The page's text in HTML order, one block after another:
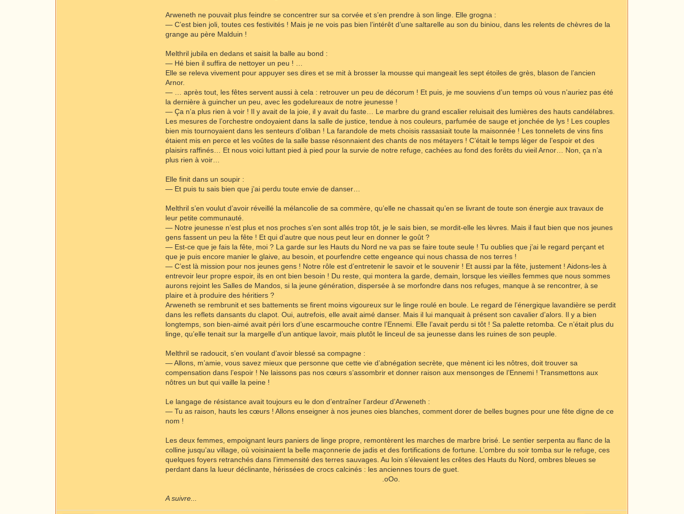
Arweneth ne pouvait plus feindre se concentrer sur sa corvée et s’en prendre à son linge. Elle grogna :
— C’est bien joli, toutes ces festivités ! Mais je ne vois pas bien l’intérêt d’une saltarelle au son du biniou, dans les relents de chèvres de la
grange au père Malduin !
Melthril jubila en dedans et saisit la balle au bond :
— Hé bien il suffira de nettoyer un peu ! …
Elle se releva vivement pour appuyer ses dires et se mit à brosser la mousse qui mangeait les sept étoiles de grès, blason de l’ancien
Arnor.
— … après tout, les fêtes servent aussi à cela : retrouver un peu de décorum ! Et puis, je me souviens d’un temps où vous n’auriez pas été
la dernière à guincher un peu, avec les godelureaux de notre jeunesse !
— Ça n’a plus rien à voir ! Il y avait de la joie, il y avait du faste… Le marbre du grand escalier reluisait des lumières des hauts candélabres.
Les mesures de l’orchestre ondoyaient dans la salle de justice, tendue à nos couleurs, parfumée de sauge et jonchée de lys ! Les couples
bien mis tournoyaient dans les senteurs d’oliban ! La farandole de mets choisis rassasiait toute la maisonnée ! Les tonnelets de vins fins
étaient mis en perce et les voûtes de la salle basse résonnaient des chants de nos métayers ! C’était le temps léger de l’espoir et des
plaisirs raffinés… Et nous voici luttant pied à pied pour la survie de notre refuge, cachées au fond des forêts du vieil Arnor… Non, ça n’a
plus rien à voir…
Elle finit dans un soupir :
— Et puis tu sais bien que j’ai perdu toute envie de danser…
Melthril s’en voulut d’avoir réveillé la mélancolie de sa commère, qu’elle ne chassait qu’en se livrant de toute son énergie aux travaux de
leur petite communauté.
— Notre jeunesse n’est plus et nos proches s’en sont allés trop tôt, je le sais bien, se mordit-elle les lèvres. Mais il faut bien que nos jeunes
gens fassent un peu la fête ! Et qui d’autre que nous peut leur en donner le goût ?
— Est-ce que je fais la fête, moi ? La garde sur les Hauts du Nord ne va pas se faire toute seule ! Tu oublies que j’ai le regard perçant et
que je puis encore manier le glaive, au besoin, et pourfendre cette engeance qui nous chassa de nos terres !
— C’est là mission pour nos jeunes gens ! Notre rôle est d’entretenir le savoir et le souvenir ! Et aussi par la fête, justement ! Aidons-les à
entrevoir leur propre espoir, ils en ont bien besoin ! Du reste, qui montera la garde, demain, lorsque les vieilles femmes que nous sommes
aurons rejoint les Salles de Mandos, si la jeune génération, dispersée à se morfondre dans nos refuges, manque à se rencontrer, à se
plaire et à produire des héritiers ?
Arweneth se rembrunit et ses battements se firent moins vigoureux sur le linge roulé en boule. Le regard de l’énergique lavandière se perdit
dans les reflets dansants du clapot. Oui, autrefois, elle avait aimé danser. Mais il lui manquait à présent son cavalier d’alors. Il y a bien
longtemps, son bien-aimé avait péri lors d’une escarmouche contre l’Ennemi. Elle l’avait perdu si tôt ! Sa palette retomba. Ce n’était plus du
linge, qu’elle tenait sur la margelle d’un antique lavoir, mais plutôt le linceul de sa jeunesse dans les ruines de son peuple.
Melthril se radoucit, s’en voulant d’avoir blessé sa compagne :
— Allons, m’amie, vous savez mieux que personne que cette vie d’abnégation secrète, que mènent ici les nôtres, doit trouver sa
compensation dans l’espoir ! Ne laissons pas nos cœurs s’assombrir et donner raison aux mensonges de l’Ennemi ! Transmettons aux
nôtres un but qui vaille la peine !
Le langage de résistance avait toujours eu le don d’entraîner l’ardeur d’Arweneth :
— Tu as raison, hauts les cœurs ! Allons enseigner à nos jeunes oies blanches, comment dorer de belles bugnes pour une fête digne de ce
nom !
Les deux femmes, empoignant leurs paniers de linge propre, remontèrent les marches de marbre brisé. Le sentier serpenta au flanc de la
colline jusqu’au village, où voisinaient la belle maçonnerie de jadis et des fortifications de fortune. L’ombre du soir tomba sur le refuge, ces
quelques foyers retranchés dans l’immensité des terres sauvages. Au loin s’élevaient les crêtes des Hauts du Nord, ombres bleues se
perdant dans la lueur déclinante, hérissées de crocs calcinés : les anciennes tours de guet.
.oOo.
A suivre...